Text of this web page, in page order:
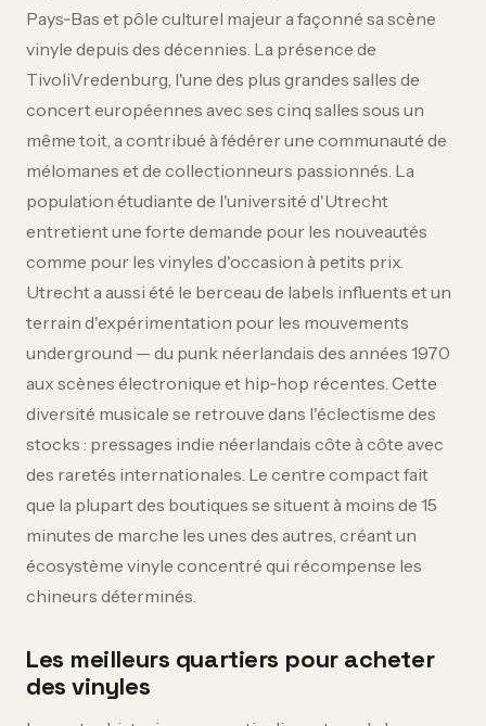
Pays‑Bas et pôle culturel majeur a façonné sa scène
vinyle depuis des décennies. La présence de
TivoliVredenburg, l'une des plus grandes salles de
concert européennes avec ses cinq salles sous un
même toit, a contribué à fédérer une communauté de
mélomanes et de collectionneurs passionnés. La
population étudiante de l'université d'Utrecht
entretient une forte demande pour les nouveautés
comme pour les vinyles d'occasion à petits prix.
Utrecht a aussi été le berceau de labels influents et un
terrain d'expérimentation pour les mouvements
underground — du punk néerlandais des années 1970
aux scènes électronique et hip‑hop récentes. Cette
diversité musicale se retrouve dans l'éclectisme des
stocks : pressages indie néerlandais côte à côte avec
des raretés internationales. Le centre compact fait
que la plupart des boutiques se situent à moins de 15
minutes de marche les unes des autres, créant un
écosystème vinyle concentré qui récompense les
chineurs déterminés.
Les meilleurs quartiers pour acheter
des vinyles